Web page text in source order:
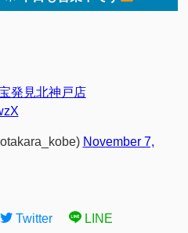
発見北神戸店
November 7,
Twitter LINE